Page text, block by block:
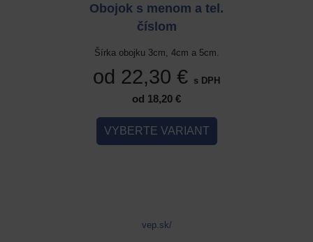
Obojok s menom a tel.
číslom
Šírka obojku 3cm, 4cm a 5cm.
od 22,30 € s DPH
od 18,20 €
VYBERTE VARIANT
vep.sk/